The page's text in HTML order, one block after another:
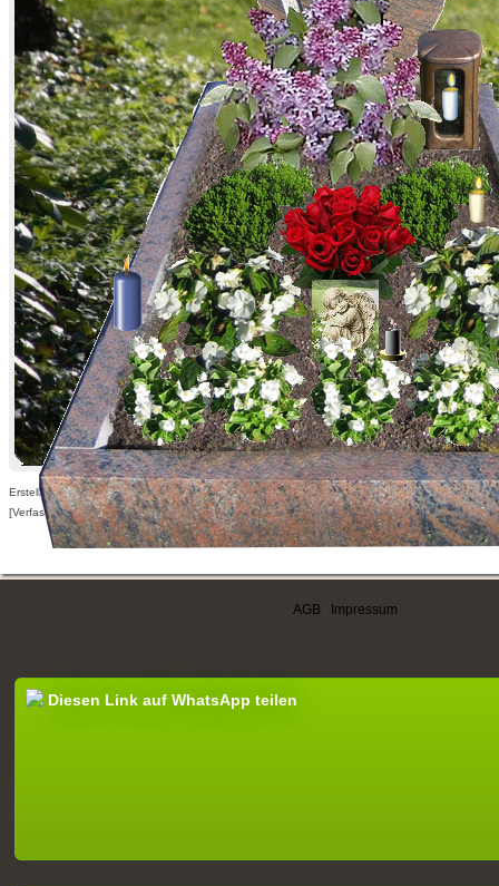
Erstellt am 13.09.2010,
[Verfasser nur für angemeldete Benutzer sichtbar]
AGB Impressum
Diesen Link auf WhatsApp teilen